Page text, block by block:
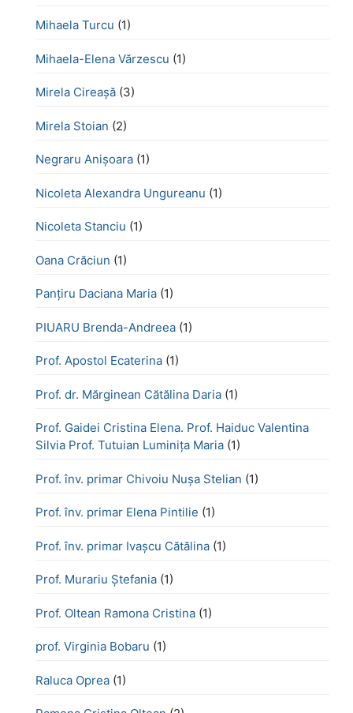
Mihaela Turcu (1)
Mihaela-Elena Vărzescu (1)
Mirela Cireașă (3)
Mirela Stoian (2)
Negraru Anișoara (1)
Nicoleta Alexandra Ungureanu (1)
Nicoleta Stanciu (1)
Oana Crăciun (1)
Panțiru Daciana Maria (1)
PIUARU Brenda-Andreea (1)
Prof. Apostol Ecaterina (1)
Prof. dr. Mărginean Cătălina Daria (1)
Prof. Gaidei Cristina Elena. Prof. Haiduc Valentina
Silvia Prof. Tutuian Luminița Maria (1)
Prof. înv. primar Chivoiu Nușa Stelian (1)
Prof. înv. primar Elena Pintilie (1)
Prof. înv. primar Ivașcu Cătălina (1)
Prof. Murariu Ștefania (1)
Prof. Oltean Ramona Cristina (1)
prof. Virginia Bobaru (1)
Raluca Oprea (1)